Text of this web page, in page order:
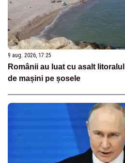
9 aug. 2026, 17:25
Românii au luat cu asalt
de mașini pe șosele